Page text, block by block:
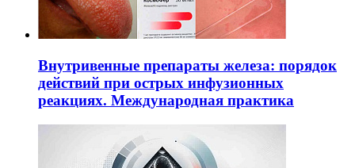
Внутривенные препараты железа: порядок
действий при острых инфузионных
реакциях. Международная практика